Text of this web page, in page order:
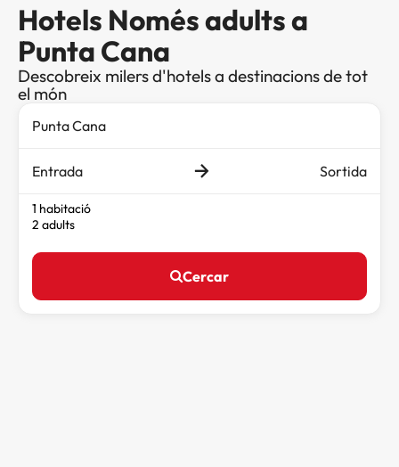
Hotels Només adults a
Punta Cana
Descobreix milers d'hotels a destinacions de tot
el món
Entrada Sortida
1 habitació
2 adults
Cercar